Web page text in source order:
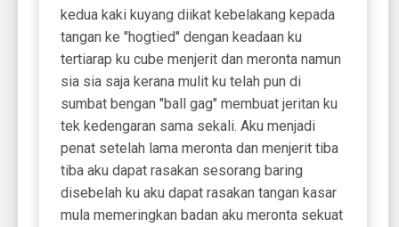
kedua kaki kuyang diikat kebelakang kepada
tangan ke "hogtied" dengan keadaan ku
tertiarap ku cube menjerit dan meronta namun
sia sia saja kerana mulit ku telah pun di
sumbat bengan "ball gag" membuat jeritan ku
tek kedengaran sama sekali. Aku menjadi
penat setelah lama meronta dan menjerit tiba
tiba aku dapat rasakan sesorang baring
disebelah ku aku dapat rasakan tangan kasar
mula memeringkan badan aku meronta sekuat